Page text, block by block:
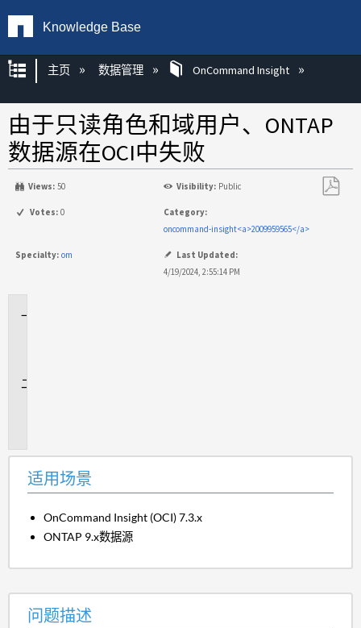
Knowledge Base
扩展/隐缩全局层次
主页 数据管理 OnCommand Insight
由于只读角色和域用户、ONTAP
数据源在OCI中失败
Views: 50 Visibility: Public
Votes: 0
Category:
oncommand-insight<a>2009959565</a>
Specialty: om
Last Updated:
4/19/2024, 2:55:14 PM
适用场景
OnCommand Insight (OCI) 7.3.x
ONTAP 9.x数据源
问题描述